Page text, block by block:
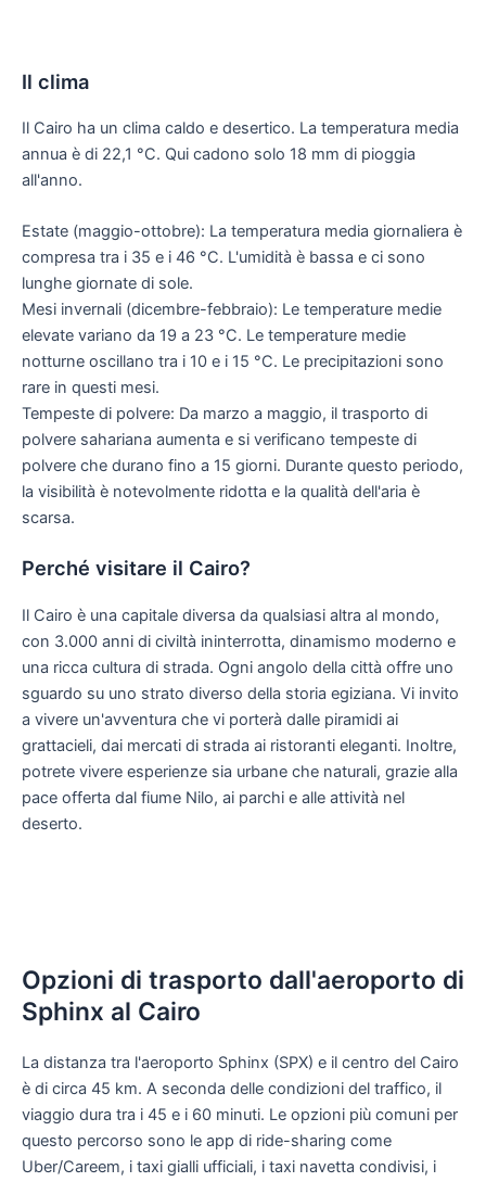
Il clima
Il Cairo ha un clima caldo e desertico. La temperatura media
annua è di 22,1 °C. Qui cadono solo 18 mm di pioggia
all'anno.
Estate (maggio-ottobre): La temperatura media giornaliera è
compresa tra i 35 e i 46 °C. L'umidità è bassa e ci sono
lunghe giornate di sole.
Mesi invernali (dicembre-febbraio): Le temperature medie
elevate variano da 19 a 23 °C. Le temperature medie
notturne oscillano tra i 10 e i 15 °C. Le precipitazioni sono
rare in questi mesi.
Tempeste di polvere: Da marzo a maggio, il trasporto di
polvere sahariana aumenta e si verificano tempeste di
polvere che durano fino a 15 giorni. Durante questo periodo,
la visibilità è notevolmente ridotta e la qualità dell'aria è
scarsa.
Perché visitare il Cairo?
Il Cairo è una capitale diversa da qualsiasi altra al mondo,
con 3.000 anni di civiltà ininterrotta, dinamismo moderno e
una ricca cultura di strada. Ogni angolo della città offre uno
sguardo su uno strato diverso della storia egiziana. Vi invito
a vivere un'avventura che vi porterà dalle piramidi ai
grattacieli, dai mercati di strada ai ristoranti eleganti. Inoltre,
potrete vivere esperienze sia urbane che naturali, grazie alla
pace offerta dal fiume Nilo, ai parchi e alle attività nel
deserto.
Opzioni di trasporto dall'aeroporto di
Sphinx al Cairo
La distanza tra l'aeroporto Sphinx (SPX) e il centro del Cairo
è di circa 45 km. A seconda delle condizioni del traffico, il
viaggio dura tra i 45 e i 60 minuti. Le opzioni più comuni per
questo percorso sono le app di ride-sharing come
Uber/Careem, i taxi gialli ufficiali, i taxi navetta condivisi, i